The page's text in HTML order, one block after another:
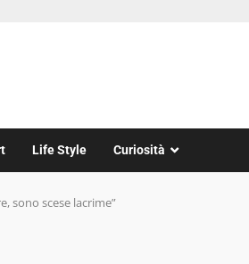
Life Style Curiosità
sono scese lacrime”